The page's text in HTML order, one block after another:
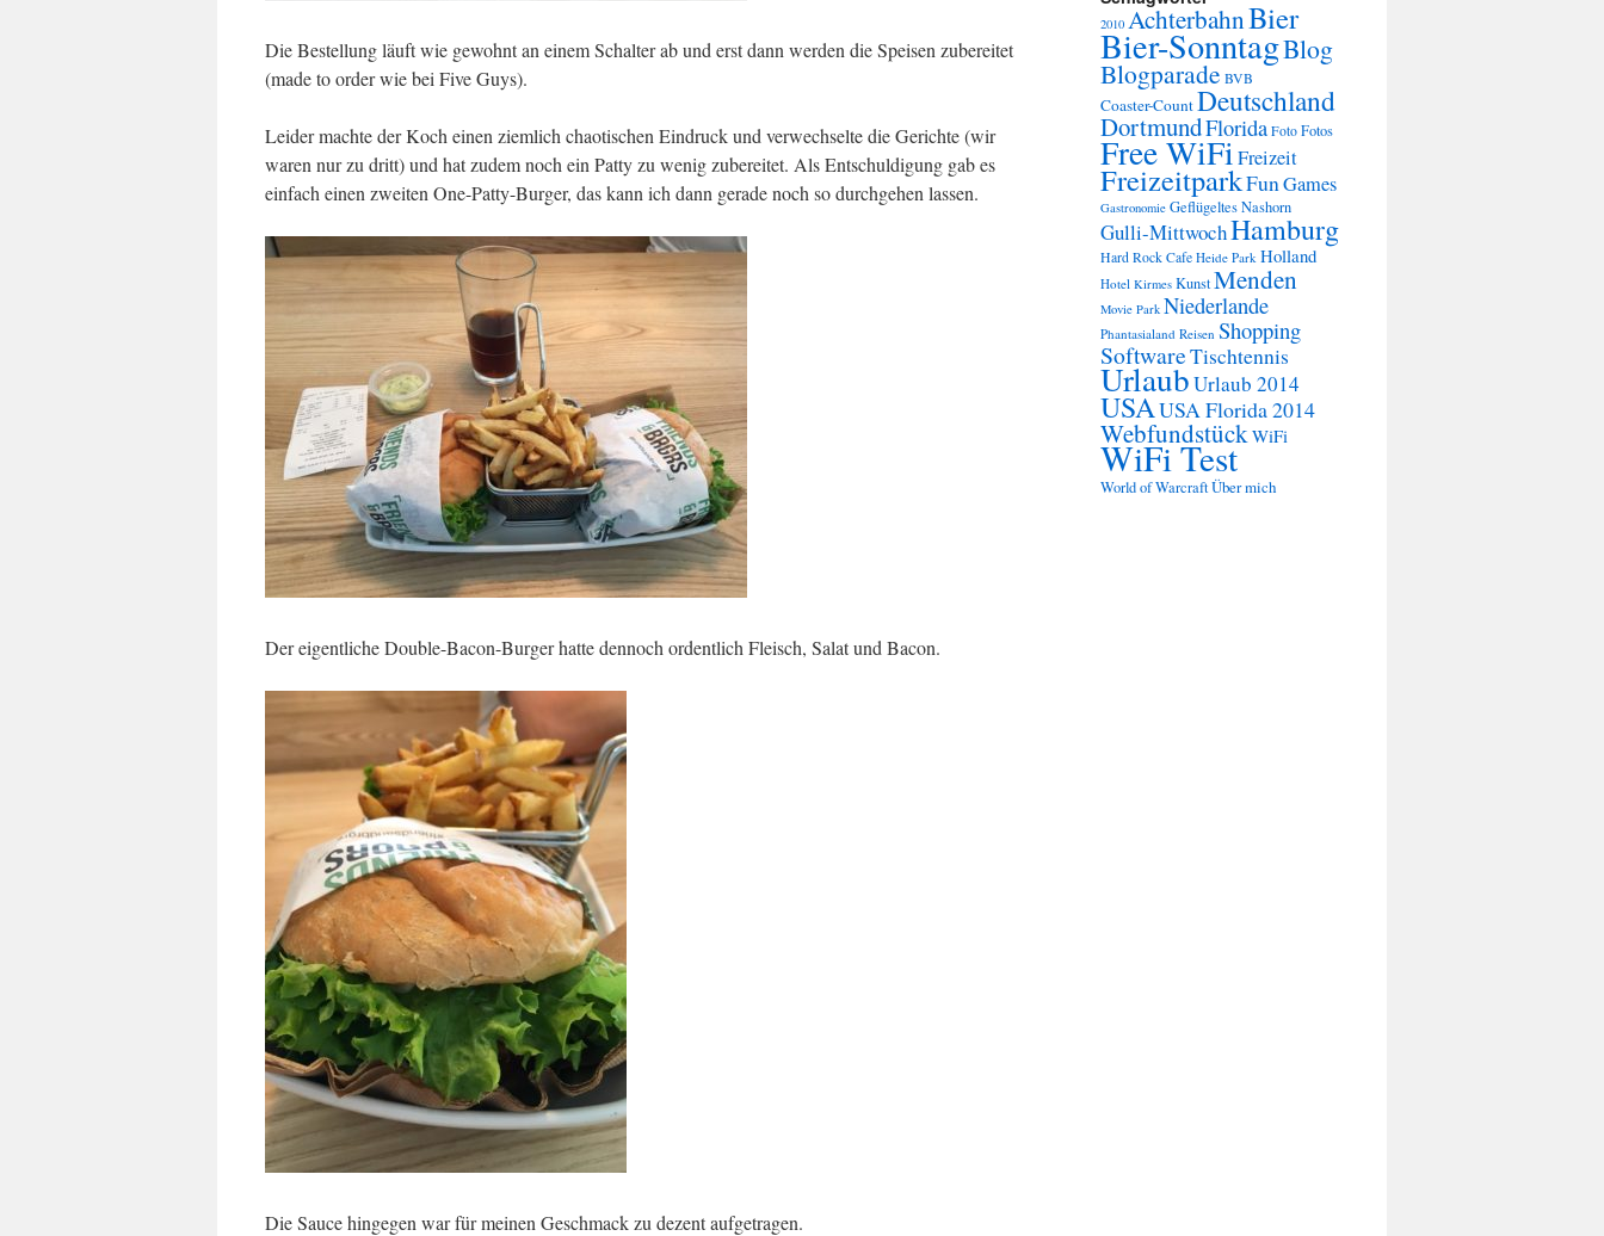
Die Bestellung läuft wie gewohnt an einem Schalter ab und erst dann werden die Speisen zubereitet
(made to order wie bei Five Guys).
Leider machte der Koch einen ziemlich chaotischen Eindruck und verwechselte die Gerichte (wir
waren nur zu dritt) und hat zudem noch ein Patty zu wenig zubereitet. Als Entschuldigung gab es
einfach einen zweiten One-Patty-Burger, das kann ich dann gerade noch so durchgehen lassen.
Der eigentliche Double-Bacon-Burger hatte dennoch ordentlich Fleisch, Salat und Bacon.
Die Sauce hingegen war für meinen Geschmack zu dezent aufgetragen.
2010 AchterbahnBier
Bier-SonntagBlog
Blogparade BVB
Coaster-CountDeutschland
DortmundFlorida Foto Fotos
Free WiFiFreizeit
FreizeitparkFunGames
Gastronomie Geflügeltes Nashorn
Gulli-MittwochHamburg
Hard Rock Cafe Heide Park Holland
Hotel Kirmes KunstMenden
Movie Park Niederlande
Phantasialand Reisen Shopping
SoftwareTischtennis
UrlaubUrlaub 2014
USAUSA Florida 2014
WebfundstückWiFi
WiFi Test
World of WarcraftÜber mich